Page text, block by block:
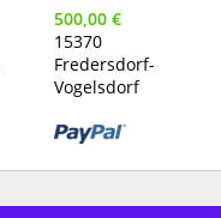
500,00 €
15370
Fredersdorf-
Vogelsdorf